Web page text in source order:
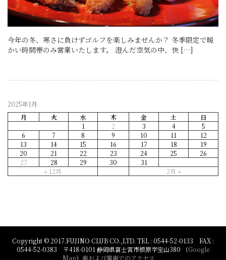
今年の冬、寒さに負けずゴルフを楽しみませんか？ 冬季限定で暖
かい時間帯のみ営業いたします。 澄んだ空気の中、快 […]
2025年1月
月
火 水 木 金 土 日
« 12月 2月 »
1 2 3 4
5
6
7 8 9 10 11
12
13
14 15 16 17 18
19
20
21 22 23 24 25
26
27
28 29 30 31
Copyright © 2017.FUJINO CLUB CO.,LTD. TEL : 0544-52-0133 FAX :
0544-52-0383 〒418-0101 静岡県富士宮市根原字宝山380 （Google
Map） 車および電車でのアクセス